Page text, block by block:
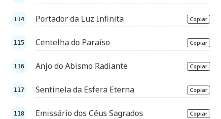
Portador da Luz Infinita Copiar
Centelha do Paraíso Copiar
Anjo do Abismo Radiante Copiar
Sentinela da Esfera Eterna Copiar
Emissário dos Céus Sagrados Copiar